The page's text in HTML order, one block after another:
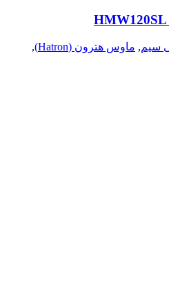
سیم, ماوس هترون (Hatron)
,